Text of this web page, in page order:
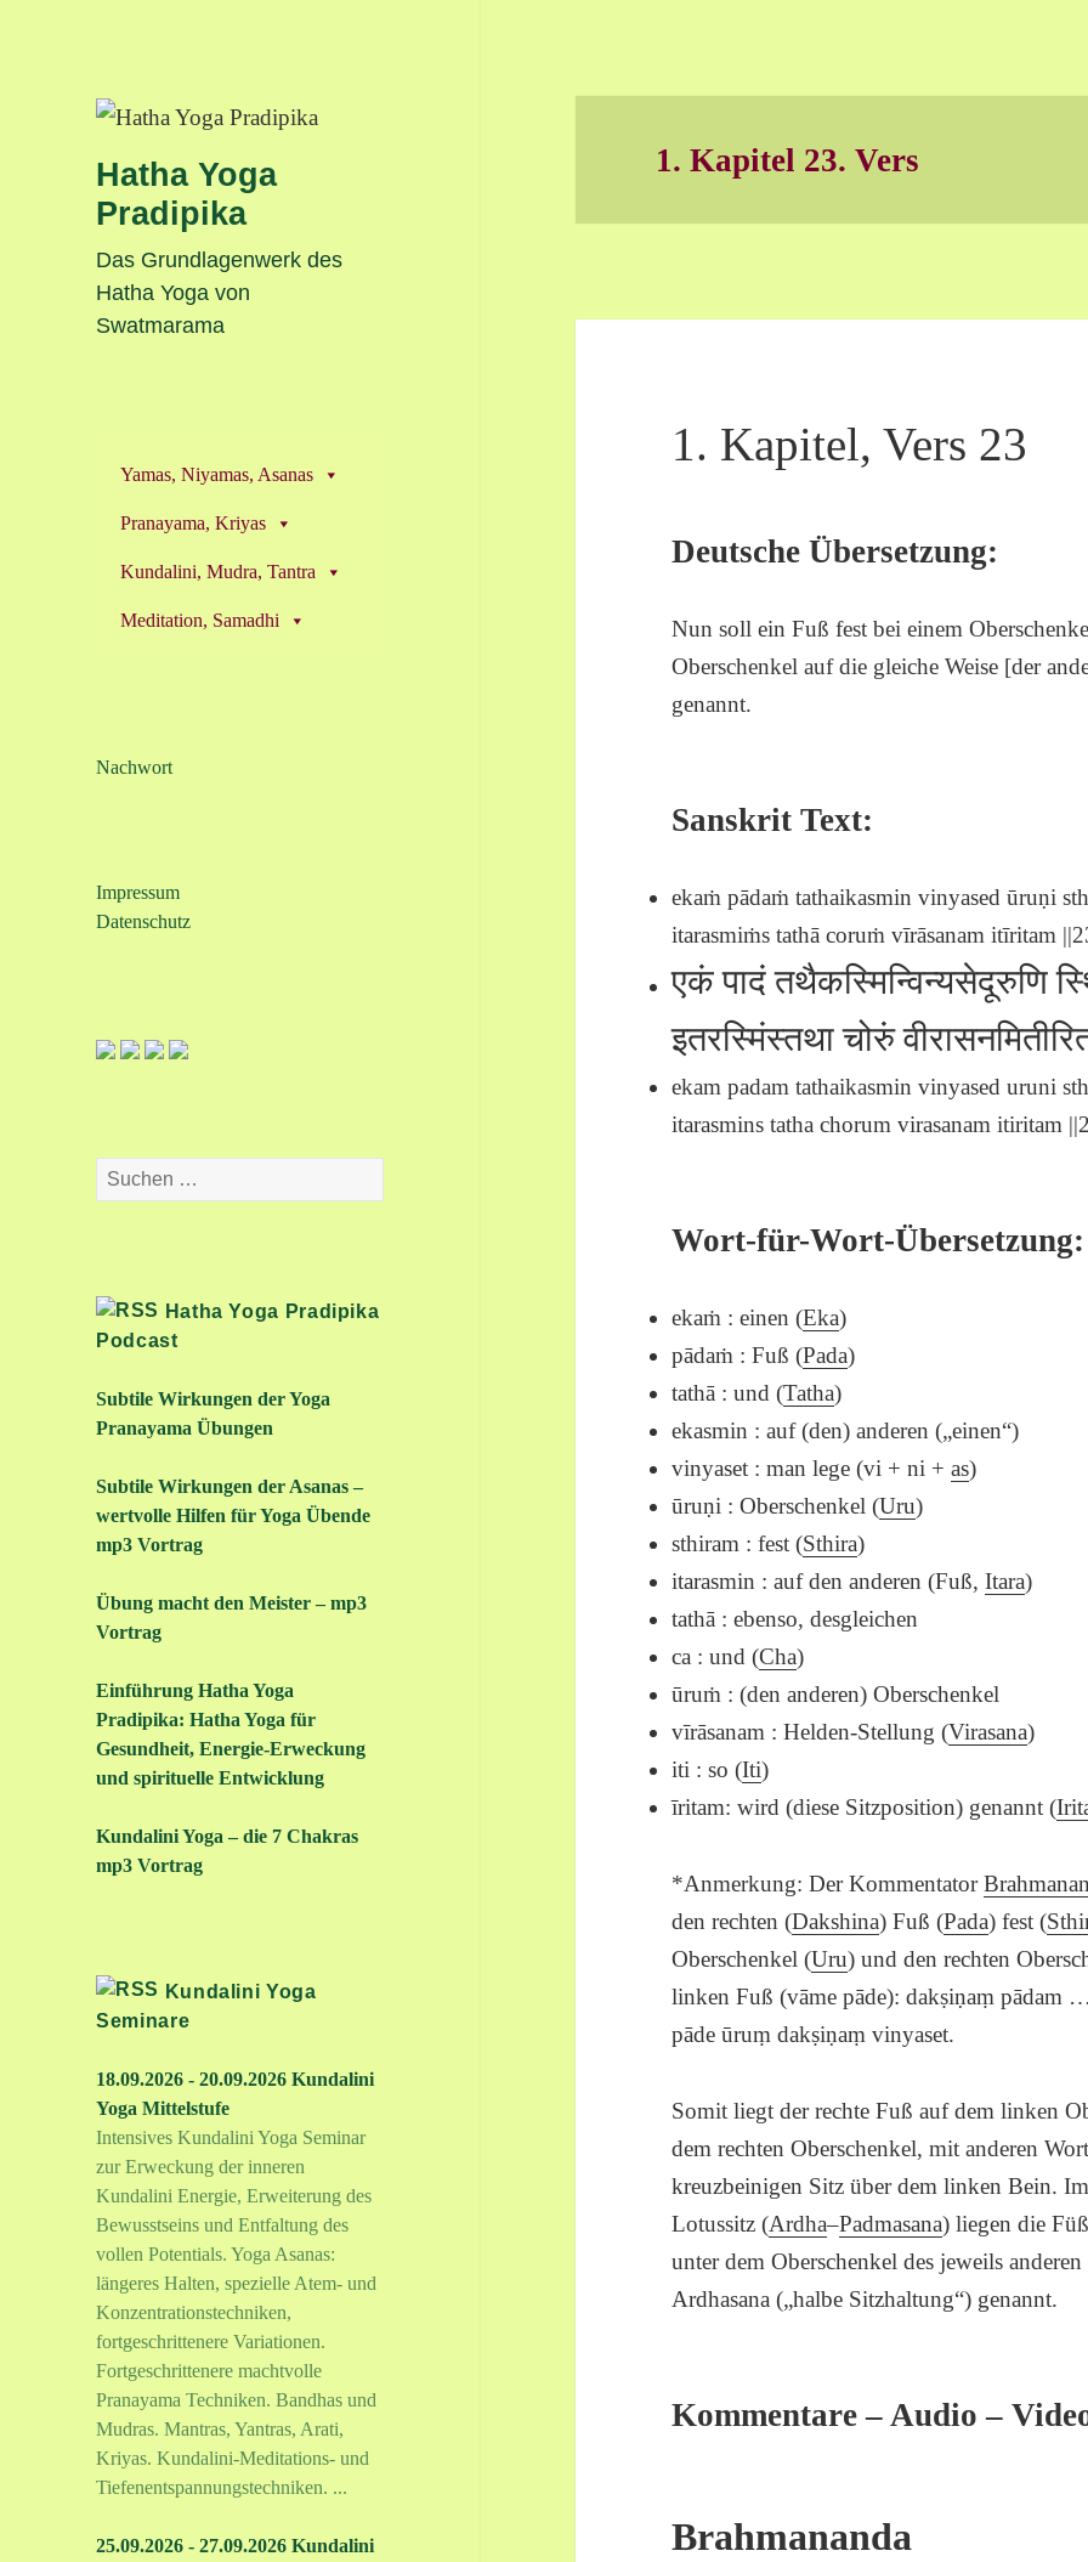
Hatha Yoga
Pradipika
Das Grundlagenwerk des
Hatha Yoga von
Swatmarama
Yamas, Niyamas, Asanas
Pranayama, Kriyas
Kundalini, Mudra, Tantra
Meditation, Samadhi
Nachwort
Impressum
Datenschutz
Suchen
nach:
Hatha Yoga Pradipika
Podcast
Subtile Wirkungen der Yoga
Pranayama Übungen
Subtile Wirkungen der Asanas –
wertvolle Hilfen für Yoga Übende
mp3 Vortrag
Übung macht den Meister – mp3
Vortrag
Einführung Hatha Yoga
Pradipika: Hatha Yoga für
Gesundheit, Energie-Erweckung
und spirituelle Entwicklung
Kundalini Yoga – die 7 Chakras
mp3 Vortrag
Kundalini Yoga
Seminare
18.09.2026 - 20.09.2026 Kundalini
Yoga Mittelstufe
Intensives Kundalini Yoga Seminar
zur Erweckung der inneren
Kundalini Energie, Erweiterung des
Bewusstseins und Entfaltung des
vollen Potentials. Yoga Asanas:
längeres Halten, spezielle Atem- und
Konzentrationstechniken,
fortgeschrittenere Variationen.
Fortgeschrittenere machtvolle
Pranayama Techniken. Bandhas und
Mudras. Mantras, Yantras, Arati,
Kriyas. Kundalini-Meditations- und
Tiefenentspannungstechniken. ...
25.09.2026 - 27.09.2026 Kundalini
1. Kapitel 23. Vers
1. Kapitel, Vers 23
Deutsche Übersetzung:
Nun soll ein Fuß fest bei einem
Oberschenkel auf die gleiche Weise [der
genannt.
Sanskrit Text:
ekaṁ pādaṁ tathaikasmin vinyased ūruṇi
itarasmiṁs tathā coruṁ vīrāsanam itīritam
एकं पादं तथैकस्मिन्विन्यसेदूरुणि
इतरस्मिंस्तथा चोरुं
ekam padam tathaikasmin vinyased uruni
itarasmins tatha chorum virasanam itiritam
Wort-für-Wort-Übersetzung:
ekaṁ : einen (Eka)
pādaṁ : Fuß (Pada)
tathā : und (Tatha)
ekasmin : auf (den) anderen („einen“)
vinyaset : man lege (vi + ni +as)
ūruṇi : Oberschenkel (Uru)
sthiram : fest (Sthira)
itarasmin : auf den anderen (Fuß,Itara)
tathā : ebenso, desgleichen
ca : und (Cha)
ūruṁ : (den anderen) Oberschenkel
vīrāsanam : Helden-Stellung (Virasana)
iti : so (Iti)
īritam: wird (diese Sitzposition) genannt (
*Anmerkung: Der Kommentator
den rechten (Dakshina) Fuß (Pada) fest (
Oberschenkel (Uru) und den rechten
linken Fuß (vāme pāde): dakṣiṇaṃ
pāde ūruṃ dakṣiṇaṃ vinyaset.
Somit liegt der rechte Fuß auf dem linken
dem rechten Oberschenkel, mit anderen
kreuzbeinigen Sitz über dem linken Bein.
Lotussitz (Ardha–Padmasana) liegen die
unter dem Oberschenkel des jeweils
Ardhasana („halbe Sitzhaltung“) genannt.
Kommentare – Audio –
Brahmananda